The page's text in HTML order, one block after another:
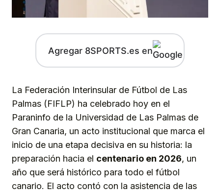
Agregar 8SPORTS.es en
La Federación Interinsular de Fútbol de Las
Palmas (FIFLP) ha celebrado hoy en el
Paraninfo de la Universidad de Las Palmas de
Gran Canaria, un acto institucional que marca el
inicio de una etapa decisiva en su historia: la
preparación hacia el centenario en 2026, un
año que será histórico para todo el fútbol
canario. El acto contó con la asistencia de las